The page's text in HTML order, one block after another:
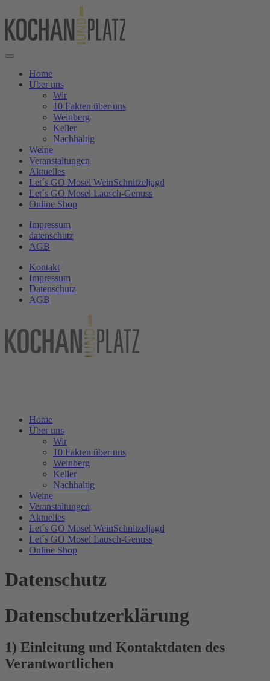
Home
Über uns
Wir
10 Fakten über uns
Weinberg
Keller
Nachhaltig
Weine
Veranstaltungen
Aktuelles
Let´s GO Mosel WeinSchnitzeljagd
Let´s GO Mosel Lausch-Genuss
Online Shop
Impressum
datenschutz
AGB
Kontakt
Impressum
Datenschutz
AGB
Home
Über uns
Wir
10 Fakten über uns
Weinberg
Keller
Nachhaltig
Weine
Veranstaltungen
Aktuelles
Let´s GO Mosel WeinSchnitzeljagd
Let´s GO Mosel Lausch-Genuss
Online Shop
Datenschutz
Datenschutzerklärung
1) Einleitung und Kontaktdaten des
Verantwortlichen